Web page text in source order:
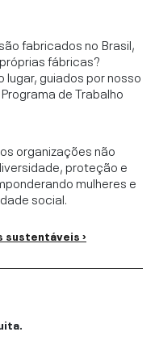
fabricados no Brasil,
fábricas?
guiados por nosso
de Trabalho
organizações não
proteção e
mulheres e
social.
sustentáveis ›